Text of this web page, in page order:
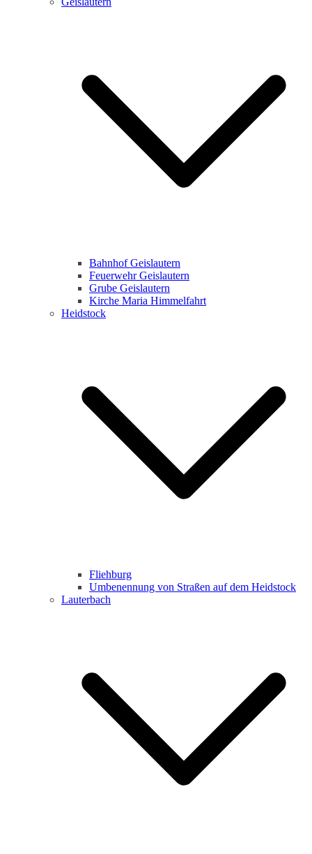
Bahnhof Geislautern
Feuerwehr Geislautern
Grube Geislautern
Kirche Maria Himmelfahrt
Heidstock
Fliehburg
Umbenennung von Straßen auf dem Heidstock
Lauterbach